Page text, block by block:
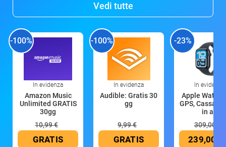
Vedi tutte
-100%
In evidenza
Amazon Music
Unlimited GRATIS
30gg
10,99 €
GRATIS
-100%
In evidenza
Audible: Gratis 30
gg
9,99 €
GRATIS
-23%
In evidenza
Apple Watch
GPS, Cassa
in all
309,00 €
239,00 €